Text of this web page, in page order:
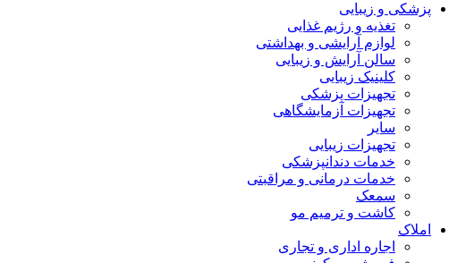
پزشکی و زیبایی
تغذیه و رژیم غذایی
لوازم آرایشی و بهداشتی
سالن آرایش و زیبایی
کلینیک زیبایی
تجهیزات پزشکی
تجهیزات آزمایشگاهی
سایر
تجهیزات زیبایی
خدمات دندانپزشکی
خدمات درمانی و مراقبتی
سمعک
کاشت و ترمیم مو
املاک
اجاره اداری و تجاری